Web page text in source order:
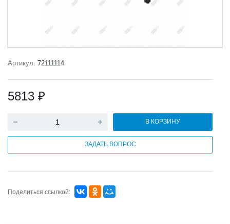
Артикул: 72111114
5813 ₽
В КОРЗИНУ
ЗАДАТЬ ВОПРОС
Поделиться ссылкой: